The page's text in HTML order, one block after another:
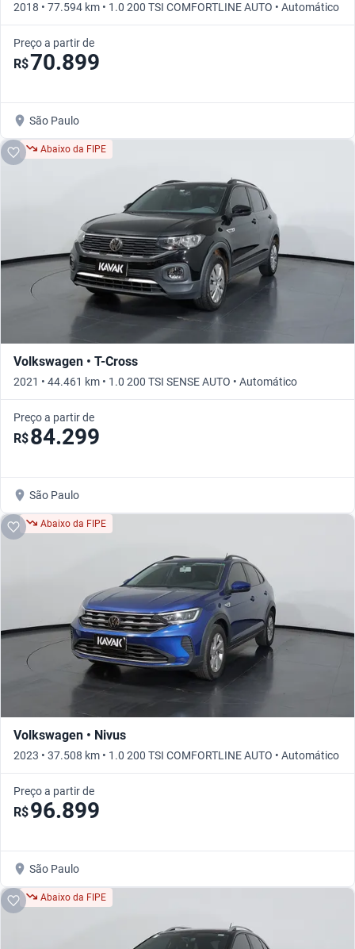
2018 • 77.594 km • 1.0 200 TSI COMFORTLINE AUTO • Automático
Preço a partir de
R$70.899
São Paulo
Abaixo da FIPE
Volkswagen • T-Cross
2021 • 44.461 km • 1.0 200 TSI SENSE AUTO • Automático
Preço a partir de
R$84.299
São Paulo
Abaixo da FIPE
Volkswagen • Nivus
2023 • 37.508 km • 1.0 200 TSI COMFORTLINE AUTO • Automático
Preço a partir de
R$96.899
São Paulo
Abaixo da FIPE